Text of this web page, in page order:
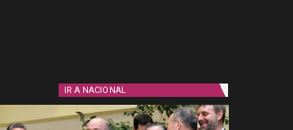
IR A NACIONAL